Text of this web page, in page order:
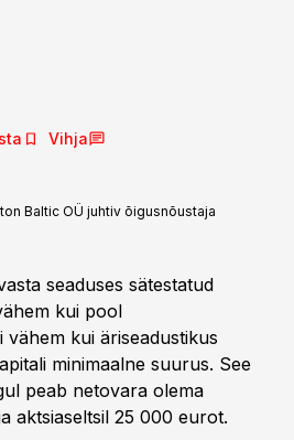
Vihja
Baltic OÜ juhtiv õigusnõustaja
seaduses sätestatud
kui pool
vähem kui äriseadustikus
minimaalne suurus. See
peab netovara olema
aktsiaseltsil 25 000 eurot.